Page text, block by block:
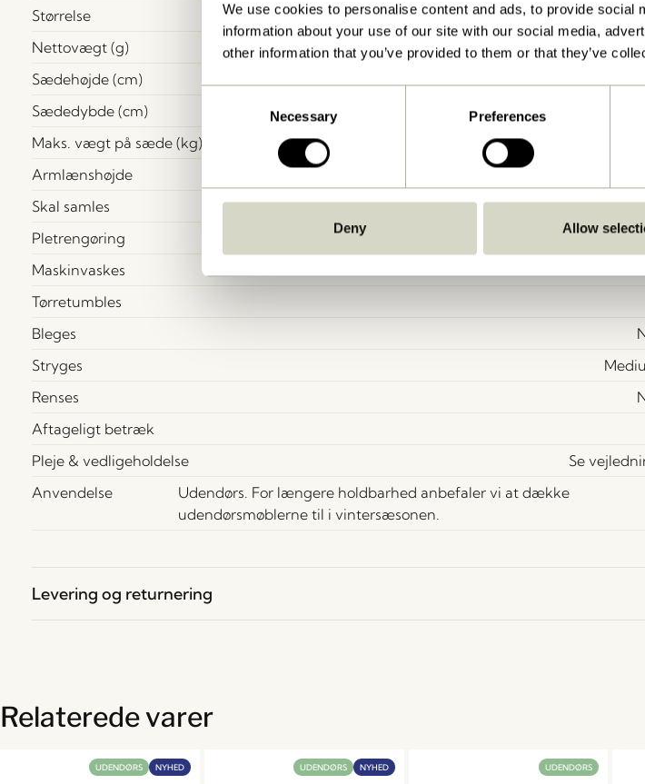
We use cookies to personalise content and ads, to provide
information about your use of our site with our social media,
other information that you’ve provided to them or that they’ve
Necessary Preferences
Deny Allow
Størrelse
Nettovægt (g)
Sædehøjde (cm)
Sædedybde (cm)
Maks. vægt på sæde (kg)
Armlænshøjde
Skal samles
Pletrengøring
Vand og
Maskinvaskes
Tørretumbles
Bleges
Stryges
Renses
Aftageligt betræk
Pleje & vedligeholdelse
Se
Anvendelse
Udendørs. For længere holdbarhed anbefaler vi at dække
udendørsmøblerne til i vintersæsonen.
Levering og returnering
Relaterede varer
UDENDØRS NYHED UDENDØRS NYHED UDENDØRS